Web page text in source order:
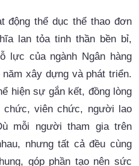
động thể dục thể thao đơn
lan tỏa tinh thần bền bỉ,
lực của ngành Ngân hàng
xây dựng và phát triển.
hiện sự gắn kết, đồng lòng
chức, viên chức, người lao
mỗi người tham gia trên
nhưng tất cả đều cùng
góp phần tạo nên sức